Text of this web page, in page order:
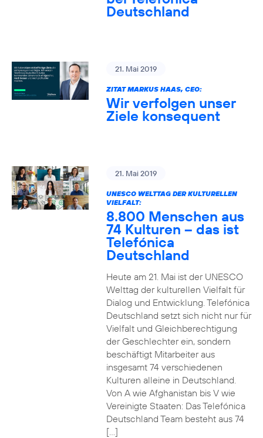
Deutschland
21. Mai 2019
ZITAT MARKUS HAAS, CEO:
Wir verfolgen unser
Ziele konsequent
21. Mai 2019
UNESCO WELTTAG DER KULTURELLEN
VIELFALT:
8.800 Menschen aus
74 Kulturen – das ist
Telefónica
Deutschland
Heute am 21. Mai ist der UNESCO
Welttag der kulturellen Vielfalt für
Dialog und Entwicklung. Telefónica
Deutschland setzt sich nicht nur für
Vielfalt und Gleichberechtigung
der Geschlechter ein, sondern
beschäftigt Mitarbeiter aus
insgesamt 74 verschiedenen
Kulturen alleine in Deutschland.
Von A wie Afghanistan bis V wie
Vereinigte Staaten: Das Telefónica
Deutschland Team besteht aus 74
[…]